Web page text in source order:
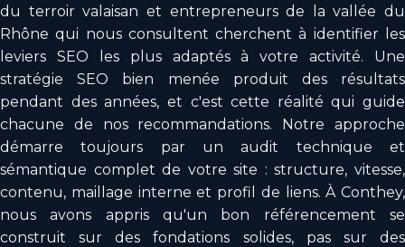
du terroir valaisan et entrepreneurs de la vallée du
Rhône qui nous consultent cherchent à identifier les
leviers SEO les plus adaptés à votre activité. Une
stratégie SEO bien menée produit des résultats
pendant des années, et c'est cette réalité qui guide
chacune de nos recommandations. Notre approche
démarre toujours par un audit technique et
sémantique complet de votre site : structure, vitesse,
contenu, maillage interne et profil de liens. À Conthey,
nous avons appris qu'un bon référencement se
construit sur des fondations solides, pas sur des